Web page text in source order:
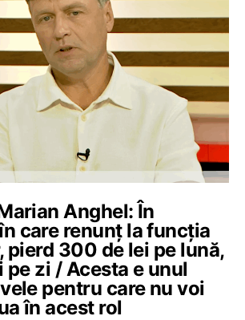
Anghel: În
care renunț la funcția
pierd 300 de lei pe lună,
pe zi / Acesta e unul
pentru care nu voi
în acest rol